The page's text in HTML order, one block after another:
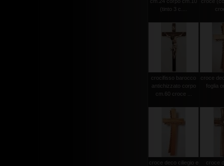
(tinto 3 c....
crocifisso barocco
antichizzato corpo
cm.60 croce ...
croce
foglia
croce deco ciliegio e
croce